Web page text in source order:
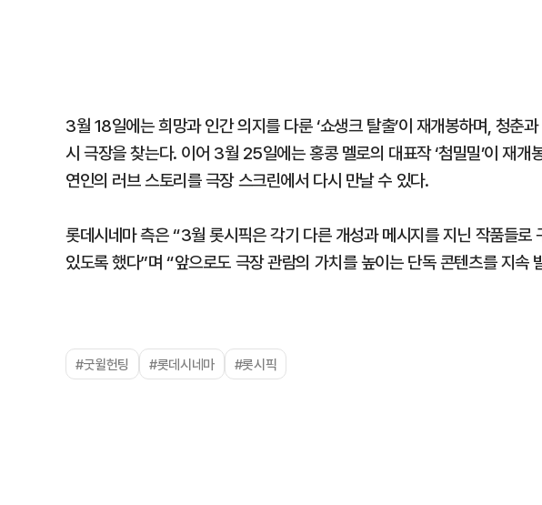
3월 18일에는 희망과 인간 의지를 다룬 ‘쇼생크 탈출’이 재개봉하며, 청춘
시 극장을 찾는다. 이어 3월 25일에는 홍콩 멜로의 대표작 ‘첨밀밀’이 재
연인의 러브 스토리를 극장 스크린에서 다시 만날 수 있다.
롯데시네마 측은 “3월 롯시픽은 각기 다른 개성과 메시지를 지닌 작품들로
있도록 했다”며 “앞으로도 극장 관람의 가치를 높이는 단독 콘텐츠를 지속
#굿윌헌팅 #롯데시네마 #롯시픽